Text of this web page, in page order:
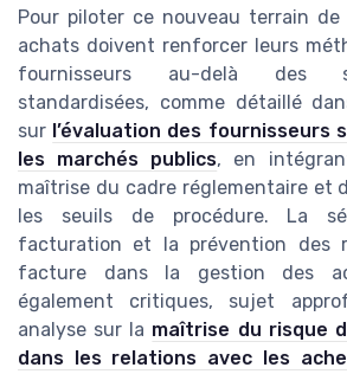
Pour piloter ce nouveau terrain
achats doivent renforcer leurs
fournisseurs au-delà des
standardisées, comme détaillé
sur l’évaluation des fournisseurs
les marchés publics, en
maîtrise du cadre réglementaire et
les seuils de procédure. La
facturation et la prévention des
facture dans la gestion des
également critiques, sujet
analyse sur la maîtrise du risque
dans les relations avec les